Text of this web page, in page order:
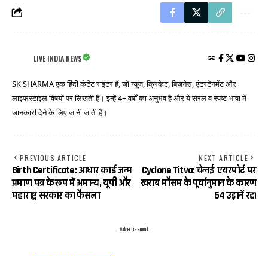
LIVE INDIA NEWS
SK SHARMA एक हिंदी कंटेंट राइटर हैं, जो न्यूज, क्रिकेट, बिज़नेस, एंटरटेनमेंट और
लाइफस्टाइल विषयों पर लिखती हैं। इन्हें 4+ वर्षों का अनुभव है और ये सरल व स्पष्ट भाषा में
जानकारी देने के लिए जानी जाती हैं।
PREVIOUS ARTICLE
Birth Certificate: आधार कार्ड जन्म
प्रमाण पत्र के रूप में अमान्य, यूपी और
महाराष्ट्र सरकार का फैसला
NEXT ARTICLE
Cyclone Titva: चेन्नई एयरपोर्ट पर
खराब मौसम के पूर्वानुमान के कारण
54 उड़ानें रद्द।
- Advertisement -